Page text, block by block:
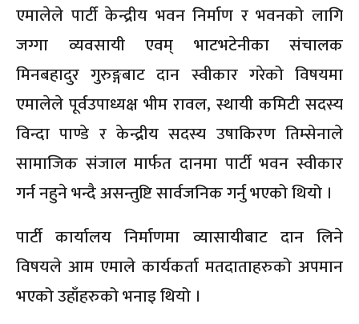
एमालेले पार्टी केन्द्रीय भवन निर्माण र भवनको लागि
जग्गा व्यवसायी एवम् भाटभटेनीका संचालक
मिनबहादुर गुरुङ्गबाट दान स्वीकार गरेको विषयमा
एमालेले पूर्वउपाध्यक्ष भीम रावल, स्थायी कमिटी सदस्य
विन्दा पाण्डे र केन्द्रीय सदस्य उषाकिरण तिम्सेनाले
सामाजिक संजाल मार्फत दानमा पार्टी भवन स्वीकार
गर्न नहुने भन्दै असन्तुष्टि सार्वजनिक गर्नु भएको थियो ।
पार्टी कार्यालय निर्माणमा व्यासायीबाट दान लिने
विषयले आम एमाले कार्यकर्ता मतदाताहरुको अपमान
भएको उहाँहरुको भनाइ थियो ।